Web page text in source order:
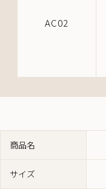
AC02
商品名
サイズ